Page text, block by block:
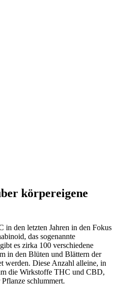
körpereigene
in den letzten Jahren in den Fokus
das sogenannte
es zirka 100 verschiedene
in den Blüten und Blättern der
werden. Diese Anzahl alleine, in
die Wirkstoffe THC und CBD,
schlummert.